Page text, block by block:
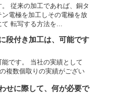
。 従来の加工であれば、銅タ
ン電極を加工しその電極を放
転写する方法を...
段付き加工は、可能です
能です。 当社の実績として
複数個取りの実績がござい
た、深さでは10...
せに際して、何が必要で